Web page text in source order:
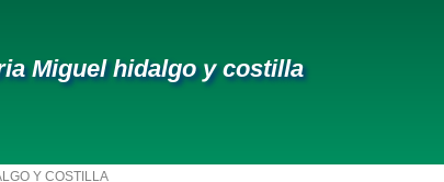
Miguel hidalgo y costilla
Y COSTILLA